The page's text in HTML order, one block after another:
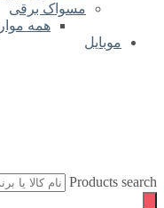
مسواک برقی
همه
موبایل
Products search